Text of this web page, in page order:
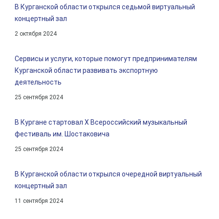
В Курганской области открылся седьмой виртуальный
концертный зал
2 октября 2024
Сервисы и услуги, которые помогут предпринимателям
Курганской области развивать экспортную
деятельность
25 сентября 2024
В Кургане стартовал Х Всероссийский музыкальный
фестиваль им. Шостаковича
25 сентября 2024
В Курганской области открылся очередной виртуальный
концертный зал
11 сентября 2024